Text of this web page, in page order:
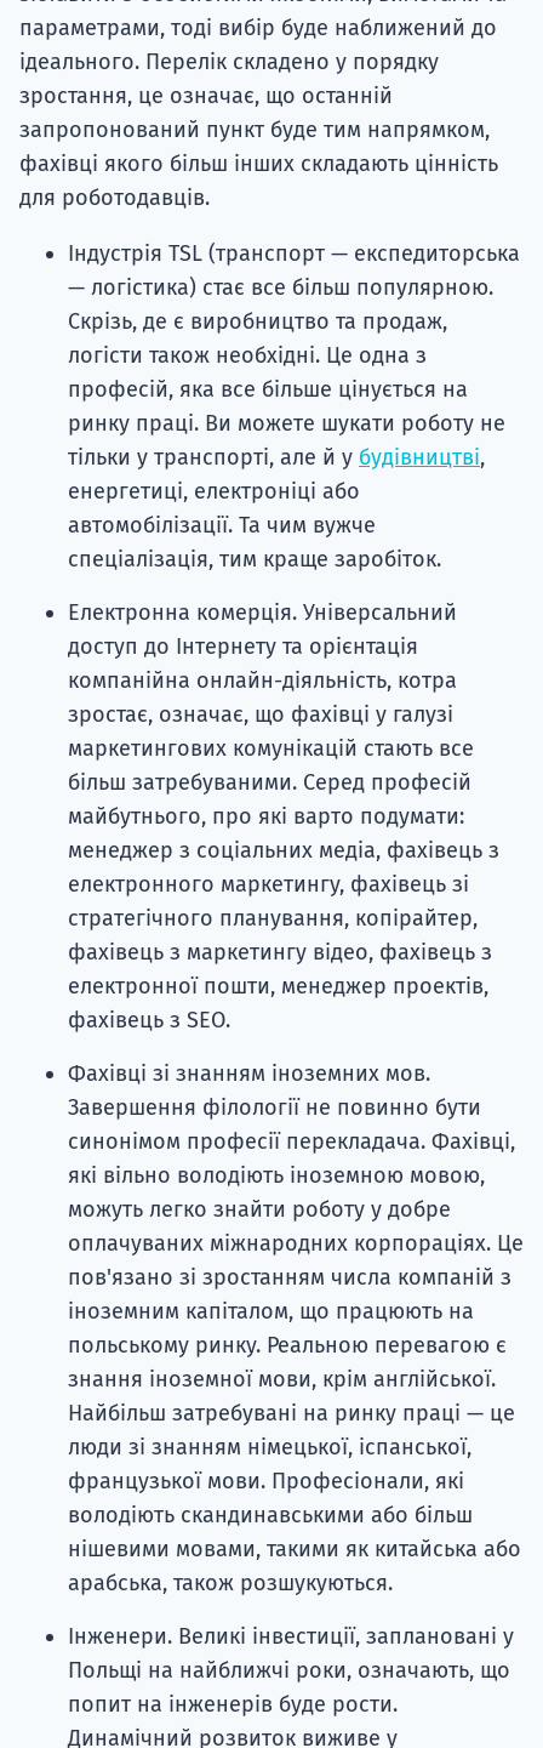
параметрами, тоді вибір буде наближений до
ідеального. Перелік складено у порядку
зростання, це означає, що останній
запропонований пункт буде тим напрямком,
фахівці якого більш інших складають цінність
для роботодавців.
Індустрія TSL (транспорт — експедиторська
— логістика) стає все більш популярною.
Скрізь, де є виробництво та продаж,
логісти також необхідні. Це одна з
професій, яка все більше цінується на
ринку праці. Ви можете шукати роботу не
тільки у транспорті, але й у будівництві,
енергетиці, електроніці або
автомобілізації. Та чим вужче
спеціалізація, тим краще заробіток.
Електронна комерція. Універсальний
доступ до Інтернету та орієнтація
компанійна онлайн-діяльність, котра
зростає, означає, що фахівці у галузі
маркетингових комунікацій стають все
більш затребуваними. Серед професій
майбутнього, про які варто подумати:
менеджер з соціальних медіа, фахівець з
електронного маркетингу, фахівець зі
стратегічного планування, копірайтер,
фахівець з маркетингу відео, фахівець з
електронної пошти, менеджер проектів,
фахівець з SEO.
Фахівці зі знанням іноземних мов.
Завершення філології не повинно бути
синонімом професії перекладача. Фахівці,
які вільно володіють іноземною мовою,
можуть легко знайти роботу у добре
оплачуваних міжнародних корпораціях. Це
пов'язано зі зростанням числа компаній з
іноземним капіталом, що працюють на
польському ринку. Реальною перевагою є
знання іноземної мови, крім англійської.
Найбільш затребувані на ринку праці — це
люди зі знанням німецької, іспанської,
французької мови. Професіонали, які
володіють скандинавськими або більш
нішевими мовами, такими як китайська або
арабська, також розшукуються.
Інженери. Великі інвестиції, заплановані у
Польщі на найближчі роки, означають, що
попит на інженерів буде рости.
Динамічний розвиток виживе у